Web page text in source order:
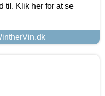
til. Klik her for at se